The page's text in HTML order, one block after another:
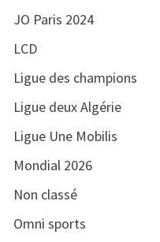
JO Paris 2024
LCD
Ligue des champions
Ligue deux Algérie
Ligue Une Mobilis
Mondial 2026
Non classé
Omni sports